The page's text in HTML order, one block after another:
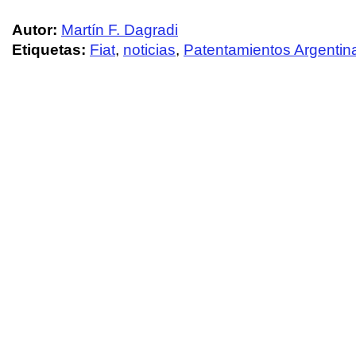
Autor: Martín F. Dagradi
Etiquetas: Fiat, noticias, Patentamientos